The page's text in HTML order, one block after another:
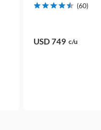
(60)
USD 749 c/u